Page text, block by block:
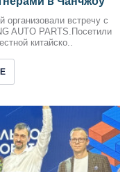
организовали встречу с
AUTO PARTS.Посетили
китайско..